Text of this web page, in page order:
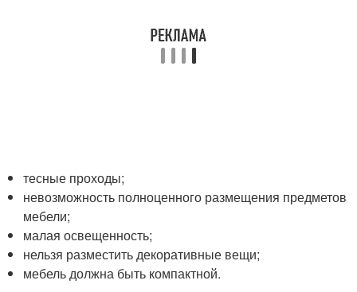
тесные проходы;
невозможность полноценного размещения предметов
мебели;
малая освещенность;
нельзя разместить декоративные вещи;
мебель должна быть компактной.